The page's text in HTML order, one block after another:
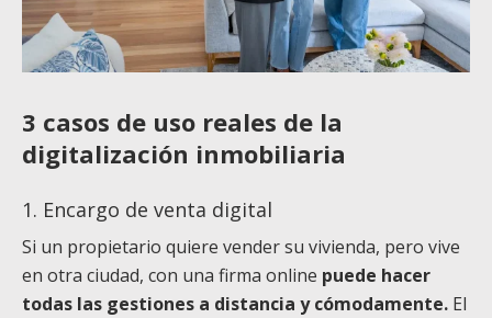
3 casos de uso reales de la
digitalización inmobiliaria
1. Encargo de venta digital
Si un propietario quiere vender su vivienda, pero vive
en otra ciudad, con una firma online puede hacer
todas las gestiones a distancia y cómodamente. El